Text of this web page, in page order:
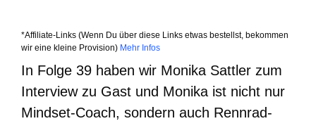
*Affiliate-Links (Wenn Du über diese Links etwas bestellst, bekommen
wir eine kleine Provision) Mehr Infos
In Folge 39 haben wir Monika Sattler zum
Interview zu Gast und Monika ist nicht nur
Mindset-Coach, sondern auch Rennrad-